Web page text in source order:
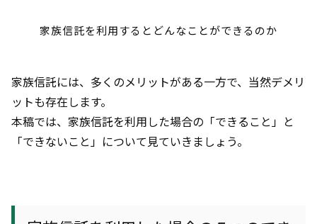
家族信託を利用するとどんなことができるのか
家族信託には、多くのメリットがある一方で、当然デメリ
ットも存在します。
本稿では、家族信託を利用した場合の「できること」と
「できないこと」について見ていきましょう。